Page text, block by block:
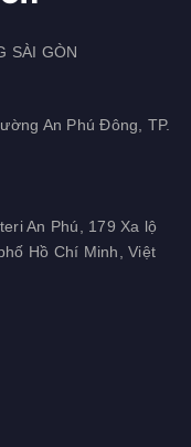
SÀI GÒN
An Phú Đông, TP.
An Phú, 179 Xa lộ
Hồ Chí Minh, Việt